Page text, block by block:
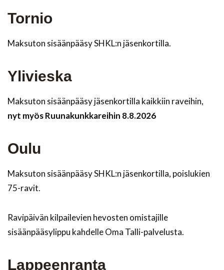
Tornio
Maksuton sisäänpääsy SHKL:n jäsenkortilla.
Ylivieska
Maksuton sisäänpääsy jäsenkortilla kaikkiin raveihin,
nyt myös Ruunakunkkareihin 8.8.2026
Oulu
Maksuton sisäänpääsy SHKL:n jäsenkortilla, poislukien
75-ravit.
Ravipäivän kilpailevien hevosten omistajille
sisäänpääsylippu kahdelle Oma Talli-palvelusta.
Lappeenranta